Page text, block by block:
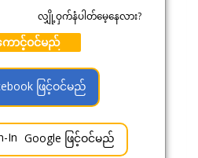
လျှို့ဝှက်နံပါတ်မေ့နေလား?
ာင့်ဝင်မည်
ဖြင့်ဝင်မည်
Google ဖြင့်ဝင်မည်